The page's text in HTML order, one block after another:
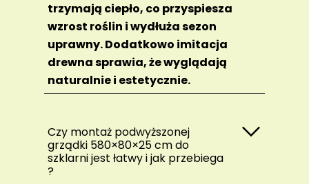
trzymają ciepło, co przyspiesza
wzrost roślin i wydłuża sezon
uprawny. Dodatkowo imitacja
drewna sprawia, że wyglądają
naturalnie i estetycznie.
Czy montaż podwyższonej
grządki 580×80×25 cm do
szklarni jest łatwy i jak przebiega
?